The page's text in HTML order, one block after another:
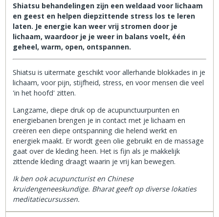
Shiatsu behandelingen zijn een weldaad voor lichaam
en geest en helpen diepzittende stress los te leren
laten. Je energie kan weer vrij stromen door je
lichaam, waardoor je je weer in balans voelt, één
geheel, warm, open, ontspannen.
Shiatsu is uitermate geschikt voor allerhande blokkades in je
lichaam, voor pijn, stijfheid, stress, en voor mensen die veel
'in het hoofd' zitten.
Langzame, diepe druk op de acupunctuurpunten en
energiebanen brengen je in contact met je lichaam en
creëren een diepe ontspanning die helend werkt en
energiek maakt. Er wordt geen olie gebruikt en de massage
gaat over de kleding heen. Het is fijn als je makkelijk
zittende kleding draagt waarin je vrij kan bewegen.
Ik ben ook acupuncturist en Chinese
kruidengeneeskundige. Bharat geeft op diverse lokaties
meditatiecursussen.